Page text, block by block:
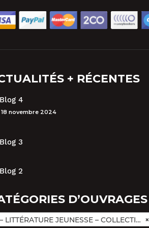
+ RÉCENTES
Blog 4
18 novembre 2024
Blog 3
Blog 2
D’OUVRAGES
×
JEUNESSE – COLLECTION LE LIVRE MON AMI (40)